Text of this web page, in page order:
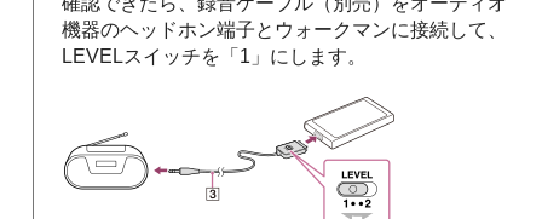
機器のヘッドホン端子とウォークマンに接続して、
LEVELスイッチを「1」にします。